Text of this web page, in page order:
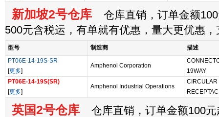
新加坡2号仓库 仓库直销，订单金额
500元含税运，有单就有优惠，量大更优惠
型号 制造商
描述
PT06E-14-19S-SR
[更多]
Amphenol Corporation
19WAY
PT06E-14-19S(SR)
[更多]
Amphenol Industrial Operations
CIRCULAR
英国2号仓库 仓库直销，订单金额100元